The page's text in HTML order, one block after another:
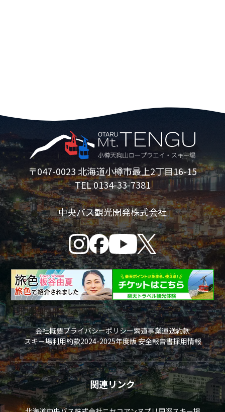
〒047-0023 北海道小樽市最上2丁目16-15
TEL 0134-33-7381
中央バス観光開発株式会社
会社概要プライバシーポリシー索道事業運送約款
スキー場利用約款2024-2025年度版 安全報告書採用情報
関連リンク